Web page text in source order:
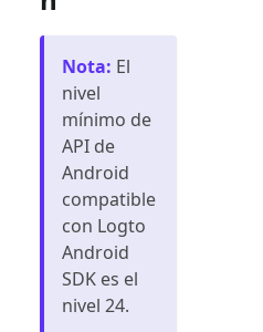
Nota: El
nivel
mínimo de
API de
Android
compatible
con Logto
Android
SDK es el
nivel 24.